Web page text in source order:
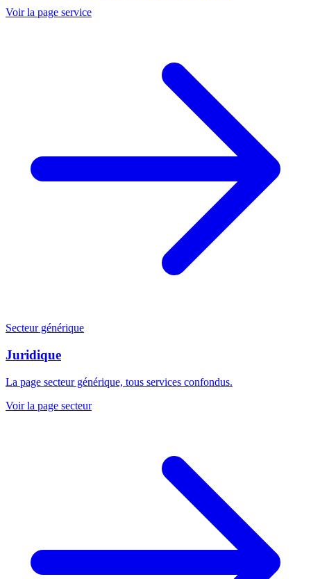
Voir la page service
Secteur générique
Juridique
La page secteur générique, tous services confondus.
Voir la page secteur